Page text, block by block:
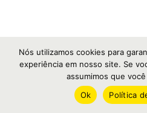
Nós utilizamos cookies para
experiência em nosso site. Se
assumimos que
Ok
Política